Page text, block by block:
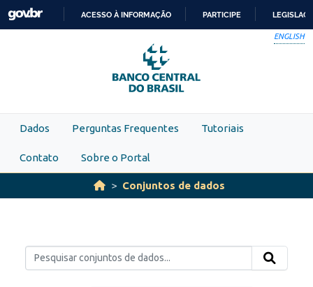
Skip to main content
PARA
O
CONTEÚDO
ACESSO À INFORMAÇÃO PARTICIPE
ENGLISH
Dados Perguntas Frequentes Tutoriais
Contato Sobre o Portal
Conjuntos de dados